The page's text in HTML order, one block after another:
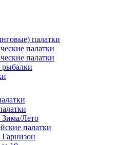
палатки
палатки
палатки
рыбалки
Зима/Лето
палатки